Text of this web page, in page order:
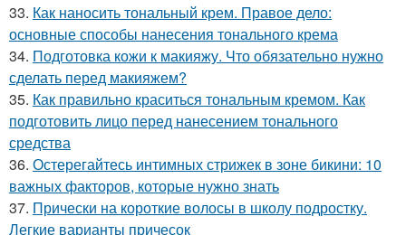
33. Как наносить тональный крем. Правое дело:
основные способы нанесения тонального крема
34. Подготовка кожи к макияжу. Что обязательно нужно
сделать перед макияжем?
35. Как правильно краситься тональным кремом. Как
подготовить лицо перед нанесением тонального
средства
36. Остерегайтесь интимных стрижек в зоне бикини: 10
важных факторов, которые нужно знать
37. Прически на короткие волосы в школу подростку.
Легкие варианты причесок